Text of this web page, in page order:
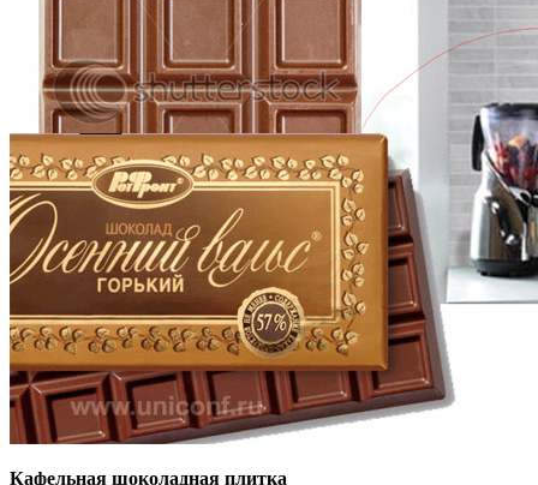
Кафельная шоколадная плитка